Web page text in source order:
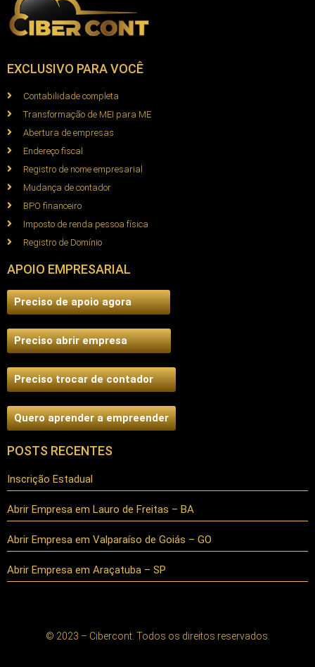
EXCLUSIVO PARA VOCÊ
Contabilidade completa
Transformação de MEI para ME
Abertura de empresas
Endereço fiscal
Registro de nome empresarial
Mudança de contador
BPO financeiro
Imposto de renda pessoa física
Registro de Domínio
APOIO EMPRESARIAL
Preciso de apoio agora
Preciso abrir empresa
Preciso trocar de contador
Quero aprender a empreender
POSTS RECENTES
Inscrição Estadual
Abrir Empresa em Lauro de Freitas – BA
Abrir Empresa em Valparaíso de Goiás – GO
Abrir Empresa em Araçatuba – SP
© 2023 – Cibercont. Todos os direitos reservados.